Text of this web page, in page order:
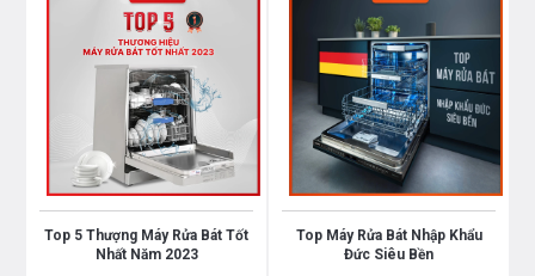
. Và với phần chân đế sẽ là cao100mm x
rộng 595mm x sâu 18mm
Top 5 Thượng Máy Rửa Bát Tốt
Nhất Năm 2023
Top Máy Rửa Bát Nhập Khẩu
Đức Siêu Bền